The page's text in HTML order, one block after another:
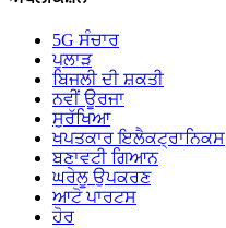
5G ਸੰਚਾਰ
ਪੁਲਾੜ
ਬਿਜਲੀ ਦੀ ਸ਼ਕਤੀ
ਨਵੀਂ ਊਰਜਾ
ਸੁਰੱਖਿਆ
ਖਪਤਕਾਰ ਇਲੈਕਟ੍ਰਾਨਿਕਸ
ਬਣਾਵਟੀ ਗਿਆਨ
ਘਰੇਲੂ ਉਪਕਰਣ
ਆਟੋ ਪਾਰਟਸ
ਹੋਰ